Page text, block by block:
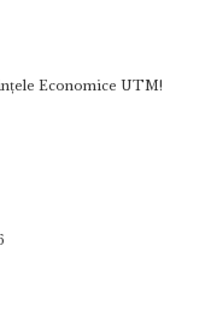
Economice UTM!